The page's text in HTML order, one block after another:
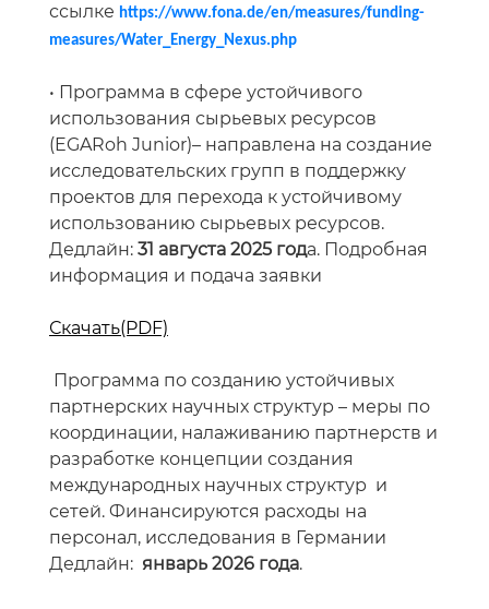
ссылке https://www.fona.de/en/measures/funding-
measures/Water Energy Nexus.php
• Программа в сфере устойчивого
использования сырьевых ресурсов
(EGARoh Junior)– направлена на создание
исследовательских групп в поддержку
проектов для перехода к устойчивому
использованию сырьевых ресурсов.
Дедлайн: 31 августа 2025 года. Подробная
информация и подача заявки
Скачать(PDF)
Программа по созданию устойчивых
партнерских научных структур – меры по
координации, налаживанию партнерств и
разработке концепции создания
международных научных структур и
сетей. Финансируются расходы на
персонал, исследования в Германии
Дедлайн: январь 2026 года.